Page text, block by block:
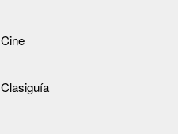
Cine
Clasiguía